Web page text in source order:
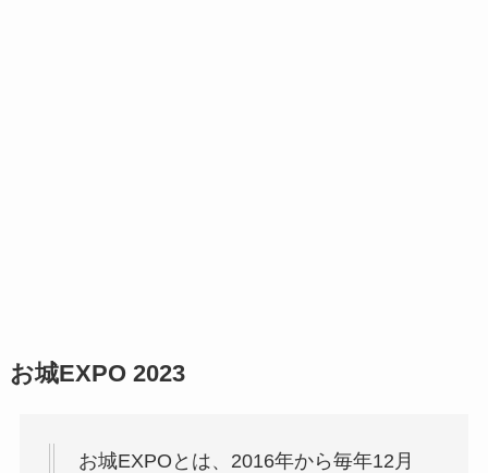
お城EXPO 2023
お城EXPOとは、2016年から毎年12月